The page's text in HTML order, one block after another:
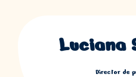
Luciana
Director de